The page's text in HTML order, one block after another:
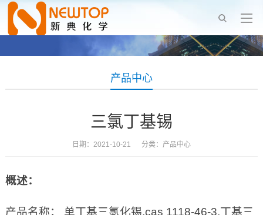
产品中心
三氯丁基锡
日期：2021-10-21 分类： 产品中心
概述：
产品名称： 单丁基三氯化锡,cas 1118-46-3,丁基三